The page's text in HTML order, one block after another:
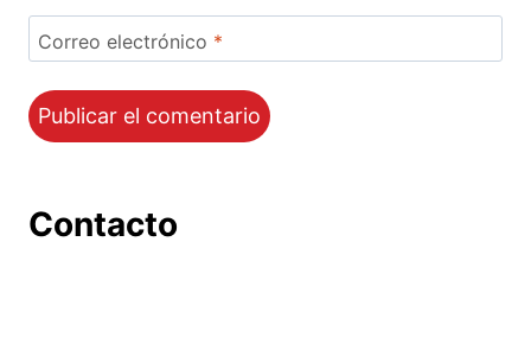
Correo electrónico *
Contacto